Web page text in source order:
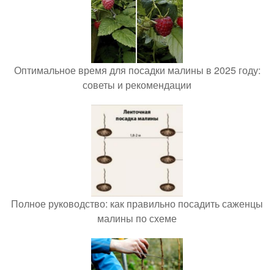
Оптимальное время для посадки малины в 2025 году:
советы и рекомендации
Полное руководство: как правильно посадить саженцы
малины по схеме